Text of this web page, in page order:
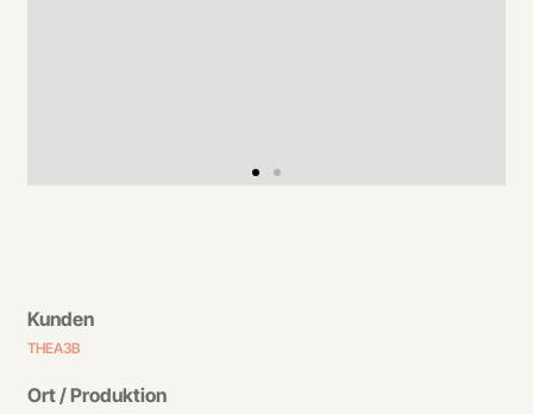
Kunden
THEA3B
Ort / Produktion